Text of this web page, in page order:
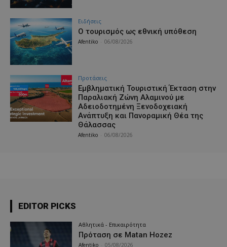
Ειδήσεις
Ο τουρισμός ως εθνική υπόθεση
Afentiko 06/08/2026
Προτάσεις
Εμβληματική Τουριστική Έκταση στην
Παραλιακή Ζώνη Αλαμινού με
Αδειοδοτημένη Ξενοδοχειακή
Ανάπτυξη και Πανοραμική Θέα της
Θάλασσας
Afentiko 06/08/2026
EDITOR PICKS
Αθλητικά - Επικαιρότητα
Πρόταση σε Matan Hozez
Afentiko 05/08/2026